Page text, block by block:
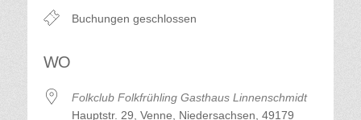
Buchungen geschlossen
WO
Folkclub Folkfrühling Gasthaus Linnenschmidt
Hauptstr. 29, Venne, Niedersachsen, 49179